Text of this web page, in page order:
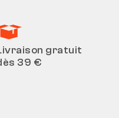
gratuit
39 €